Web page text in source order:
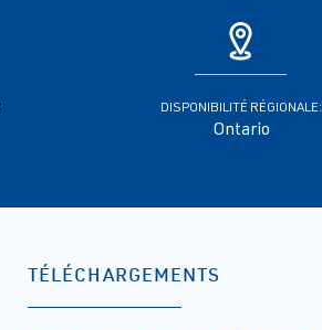
DISPONIBILITÉ RÉGIONALE:
Ontario
TÉLÉCHARGEMENTS